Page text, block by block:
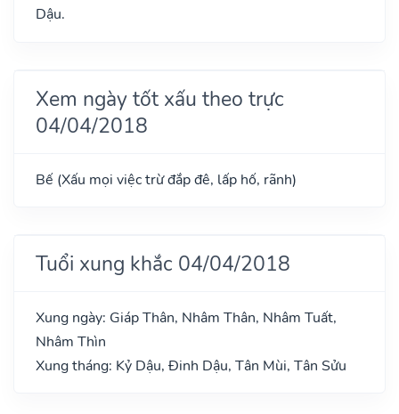
Dậu.
Xem ngày tốt xấu theo trực
04/04/2018
Bế (Xấu mọi việc trừ đắp đê, lấp hố, rãnh)
Tuổi xung khắc 04/04/2018
Xung ngày: Giáp Thân, Nhâm Thân, Nhâm Tuất,
Nhâm Thìn
Xung tháng: Kỷ Dậu, Đinh Dậu, Tân Mùi, Tân Sửu